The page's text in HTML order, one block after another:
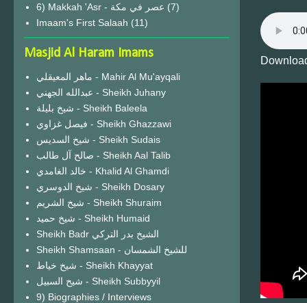
6) Makkah 'Asr - عصر في مكة (7)
Imaam's First Salaah (11)
Masjid Al Haram Imams
ماهر المعيقلي - Mahir Al Mu'ayqali
عبدالله الجهني - Sheikh Juhany
شيخ بليلة - Sheikh Baleela
فيصل غزاوي - Sheikh Ghazzawi
شيخ السديس - Sheikh Sudais
صالح آل طالب - Sheikh Aal Talib
خالد الغامدي - Khalid Al Ghamdi
شيخ الدوسري - Sheikh Dosary
شيخ الشريم - Sheikh Shuraim
شيخ حميد - Sheikh Humaid
Sheikh Badr الشيخ بدر التركي
Sheikh Shamsaan - للشيخ الشمسان
شيخ خياط - Sheikh Khayyat
شيخ السبيل - Sheikh Subbyyil
9) Biographies / Interviews